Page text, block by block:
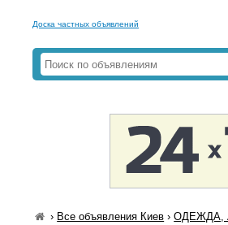
Доска частных объявлений
› Все объявления Киев ›ОДЕЖДА,